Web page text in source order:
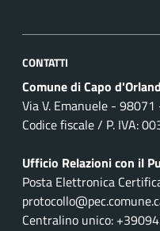
CONTATTI
Comune di Capo
Via V. Emanuele - 98071
Codice fiscale / P. IVA:
Ufficio Relazioni con il
Posta Elettronica
Centralino unico: